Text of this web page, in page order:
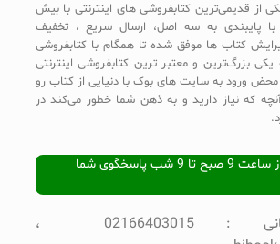
از قدیمی‌ترین کتابفروشی های اینترنتی با بیش
پایبندی به سه اصل، ارسال سریع ، تخفیف
کتاب ها موفق شده تا همگام با کتابفروشی
بزرگ‌ترین و معتبر ترین کتابفروشی اینترنتی
محض ورود به سایت های بوک با دنیایی از کتاب رو
که نیاز دارید و به ذهن شما خطور می‌کند در
هفت روز هفته ، از ساعت 9 صبح تا 9 شب پاسخگوی شما
تلفن پشتیبانی : 02166403015 ،